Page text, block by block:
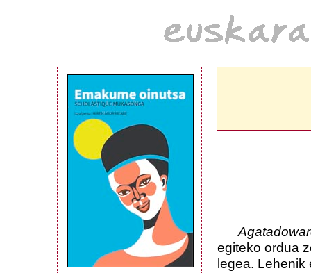
egiteko ordua
legea. Lehenik